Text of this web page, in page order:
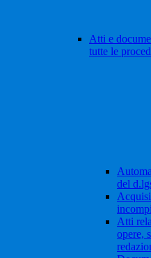
Atti e
tutte le
del
Atti
opere,